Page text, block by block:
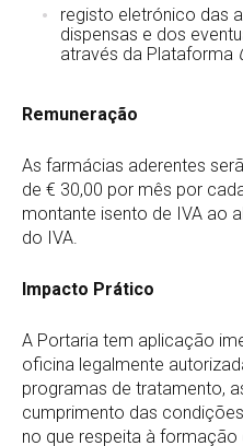
registo eletrónico das
dispensas e dos
através da Plataforma
Remuneração
As farmácias aderentes
de € 30,00 por mês por
montante isento de IVA ao
do IVA.
Impacto Prático
A Portaria tem aplicação
oficina legalmente
programas de tratamento,
cumprimento das
no que respeita à